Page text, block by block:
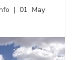
|01 May